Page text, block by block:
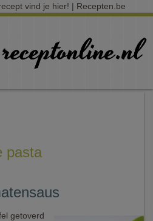
vind je hier! | Recepten.be
pasta
getoverd